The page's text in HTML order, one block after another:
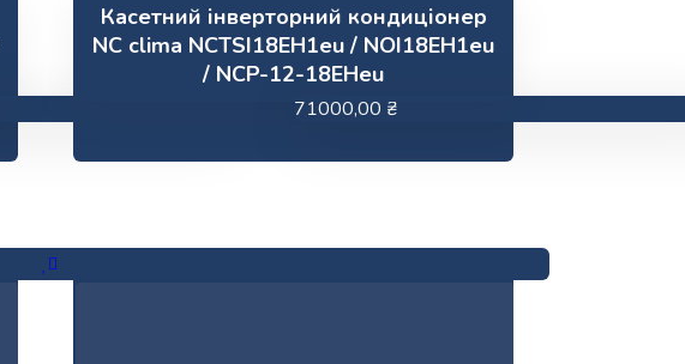
Касетний інверторний кондиціонер
NC clima NCTSI18EH1eu / NOI18EH1eu
/ NCP-12-18EHeu
71000,00 ₴